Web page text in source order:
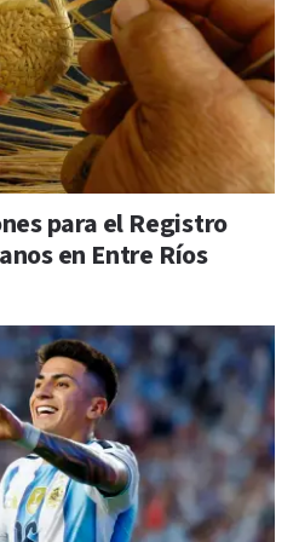
para el Registro
en Entre Ríos